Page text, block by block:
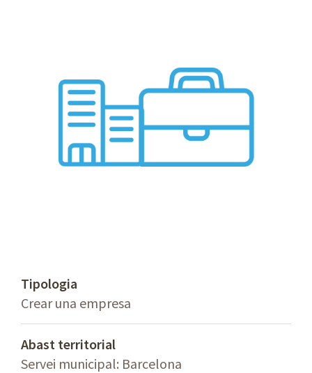
Tipologia
Crear una empresa
Abast territorial
Servei municipal: Barcelona